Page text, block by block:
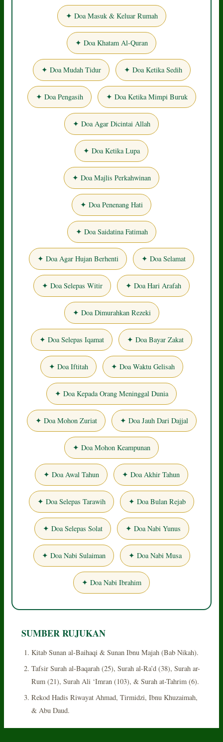
✦ Doa Masuk & Keluar Rumah
✦ Doa Khatam Al-Quran
✦ Doa Mudah Tidur ✦ Doa Ketika Sedih
✦ Doa Pengasih ✦ Doa Ketika Mimpi Buruk
✦ Doa Agar Dicintai Allah
✦ Doa Ketika Lupa
✦ Doa Majlis Perkahwinan
✦ Doa Penenang Hati
✦ Doa Saidatina Fatimah
✦ Doa Agar Hujan Berhenti ✦ Doa Selamat
✦ Doa Selepas Witir ✦ Doa Hari Arafah
✦ Doa Dimurahkan Rezeki
✦ Doa Selepas Iqamat ✦ Doa Bayar Zakat
✦ Doa Iftitah ✦ Doa Waktu Gelisah
✦ Doa Kepada Orang Meninggal Dunia
✦ Doa Mohon Zuriat ✦ Doa Jauh Dari Dajjal
✦ Doa Mohon Keampunan
✦ Doa Awal Tahun ✦ Doa Akhir Tahun
✦ Doa Selepas Tarawih ✦ Doa Bulan Rejab
✦ Doa Selepas Solat ✦ Doa Nabi Yunus
✦ Doa Nabi Sulaiman ✦ Doa Nabi Musa
✦ Doa Nabi Ibrahim
SUMBER RUJUKAN
Kitab Sunan al-Baihaqi & Sunan Ibnu Majah (Bab Nikah).
Tafsir Surah al-Baqarah (25), Surah al-Ra’d (38), Surah ar-
Rum (21), Surah Ali ‘Imran (103), & Surah at-Tahrim (6).
Rekod Hadis Riwayat Ahmad, Tirmidzi, Ibnu Khuzaimah,
& Abu Daud.